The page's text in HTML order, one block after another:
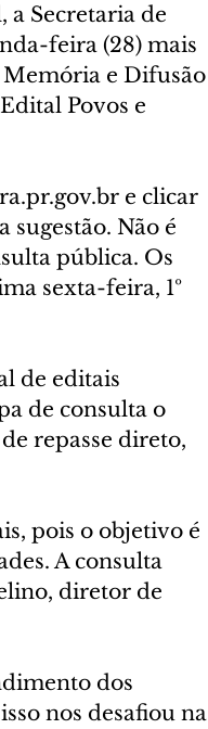
a Secretaria de
feira (28) mais
Memória e Difusão
Povos e
e clicar
sugestão. Não é
pública. Os
sexta-feira, 1º
de editais
de consulta o
repasse direto,
pois o objetivo é
A consulta
diretor de
dos
nos desafiou na